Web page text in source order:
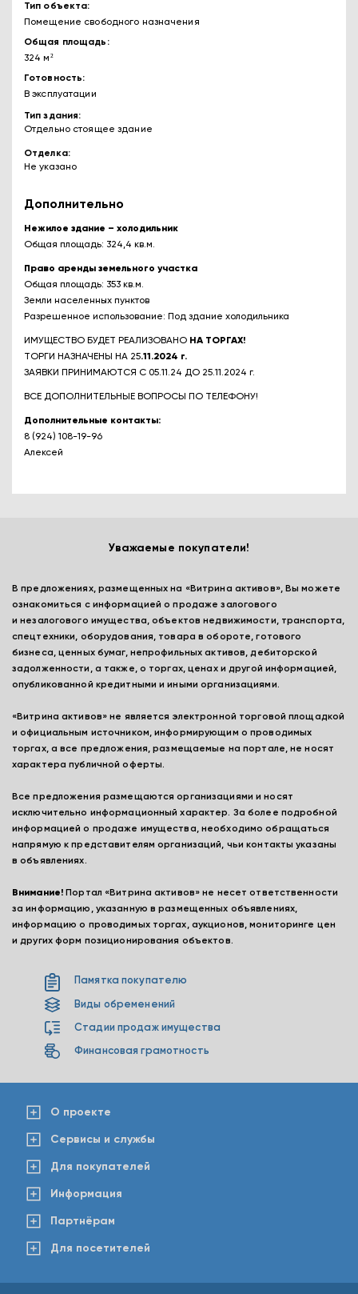
Тип объекта
Помещение свободного назначения
Общая площадь
324 м²
Готовность
В эксплуатации
Тип здания
Отдельно стоящее здание
Отделка
Не указано
Дополнительно
Нежилое здание – холодильник
Общая площадь: 324,4 кв.м.
Право аренды земельного участка
Общая площадь: 353 кв.м.
Земли населенных пунктов
Разрешенное использование: Под здание холодильника
ИМУЩЕСТВО БУДЕТ РЕАЛИЗОВАНО НА ТОРГАХ!
ТОРГИ НАЗНАЧЕНЫ НА 25.11.2024 г.
ЗАЯВКИ ПРИНИМАЮТСЯ С 05.11.24 ДО 25.11.2024 г.
ВСЕ ДОПОЛНИТЕЛЬНЫЕ ВОПРОСЫ ПО ТЕЛЕФОНУ!
Дополнительные контакты:
8 (924) 108-19-96
Алексей
Уважаемые покупатели!
В предложениях, размещенных на «Витрина активов», Вы можете
ознакомиться с информацией о продаже залогового
и незалогового имущества, объектов недвижимости, транспорта,
спецтехники, оборудования, товара в обороте, готового
бизнеса, ценных бумаг, непрофильных активов, дебиторской
задолженности, а также, о торгах, ценах и другой информацией,
опубликованной кредитными и иными организациями.
«Витрина активов» не является электронной торговой площадкой
и официальным источником, информирующим о проводимых
торгах, а все предложения, размещаемые на портале, не носят
характера публичной оферты.
Все предложения размещаются организациями и носят
исключительно информационный характер. За более подробной
информацией о продаже имущества, необходимо обращаться
напрямую к представителям организаций, чьи контакты указаны
в объявлениях.
Внимание! Портал «Витрина активов» не несет ответственности
за информацию, указанную в размещенных объявлениях,
информацию о проводимых торгах, аукционов, мониторинге цен
и других форм позиционирования объектов.
Памятка покупателю
Виды обременений
Стадии продаж имущества
Финансовая грамотность
О проекте
Сервисы и службы
Для покупателей
Информация
Партнёрам
Для посетителей